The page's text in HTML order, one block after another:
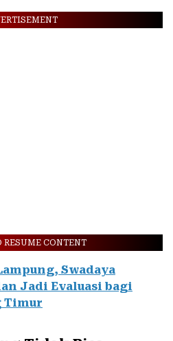
RESUME CONTENT
Swadaya
Jadi Evaluasi bagi
Timur